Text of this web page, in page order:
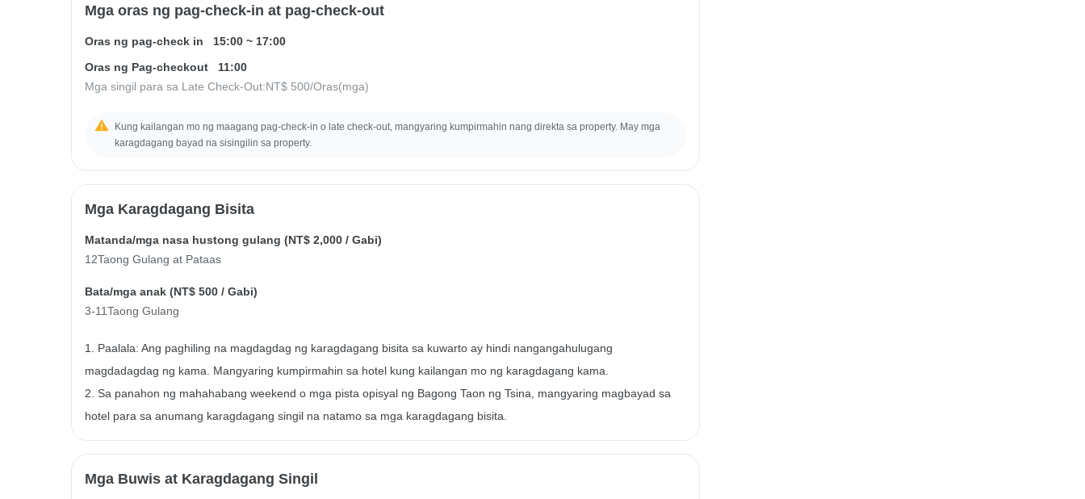
Mga oras ng pag-check-in at pag-check-out
Oras ng pag-check in 15:00 ~ 17:00
Oras ng Pag-checkout
11:00
Mga singil para sa Late Check-Out:NT$ 500/Oras(mga)
Kung kailangan mo ng maagang pag-check-in o late check-out, mangyaring kumpirmahin nang direkta sa property. May mga
karagdagang bayad na sisingilin sa property.
Mga Karagdagang Bisita
Matanda/mga nasa hustong gulang (NT$ 2,000 / Gabi)
12Taong Gulang at Pataas
Bata/mga anak (NT$ 500 / Gabi)
3-11Taong Gulang
1. Paalala: Ang paghiling na magdagdag ng karagdagang bisita sa kuwarto ay hindi nangangahulugang
magdadagdag ng kama. Mangyaring kumpirmahin sa hotel kung kailangan mo ng karagdagang kama.
2. Sa panahon ng mahahabang weekend o mga pista opisyal ng Bagong Taon ng Tsina, mangyaring magbayad sa
hotel para sa anumang karagdagang singil na natamo sa mga karagdagang bisita.
Mga Buwis at Karagdagang Singil